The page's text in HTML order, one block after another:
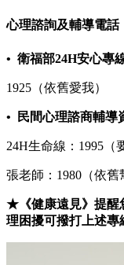
心理諮詢及輔導電話
• 衛福部24H安心專
1925（依舊愛我）
• 民間心理諮商輔導
24H生命線：1995（
張老師：1980（依舊
★《健康遠見》提醒
理困擾可撥打上述專